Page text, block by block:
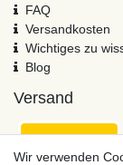
FAQ
Versandkosten
Wichtiges zu
Blog
Versand
Wir verwenden